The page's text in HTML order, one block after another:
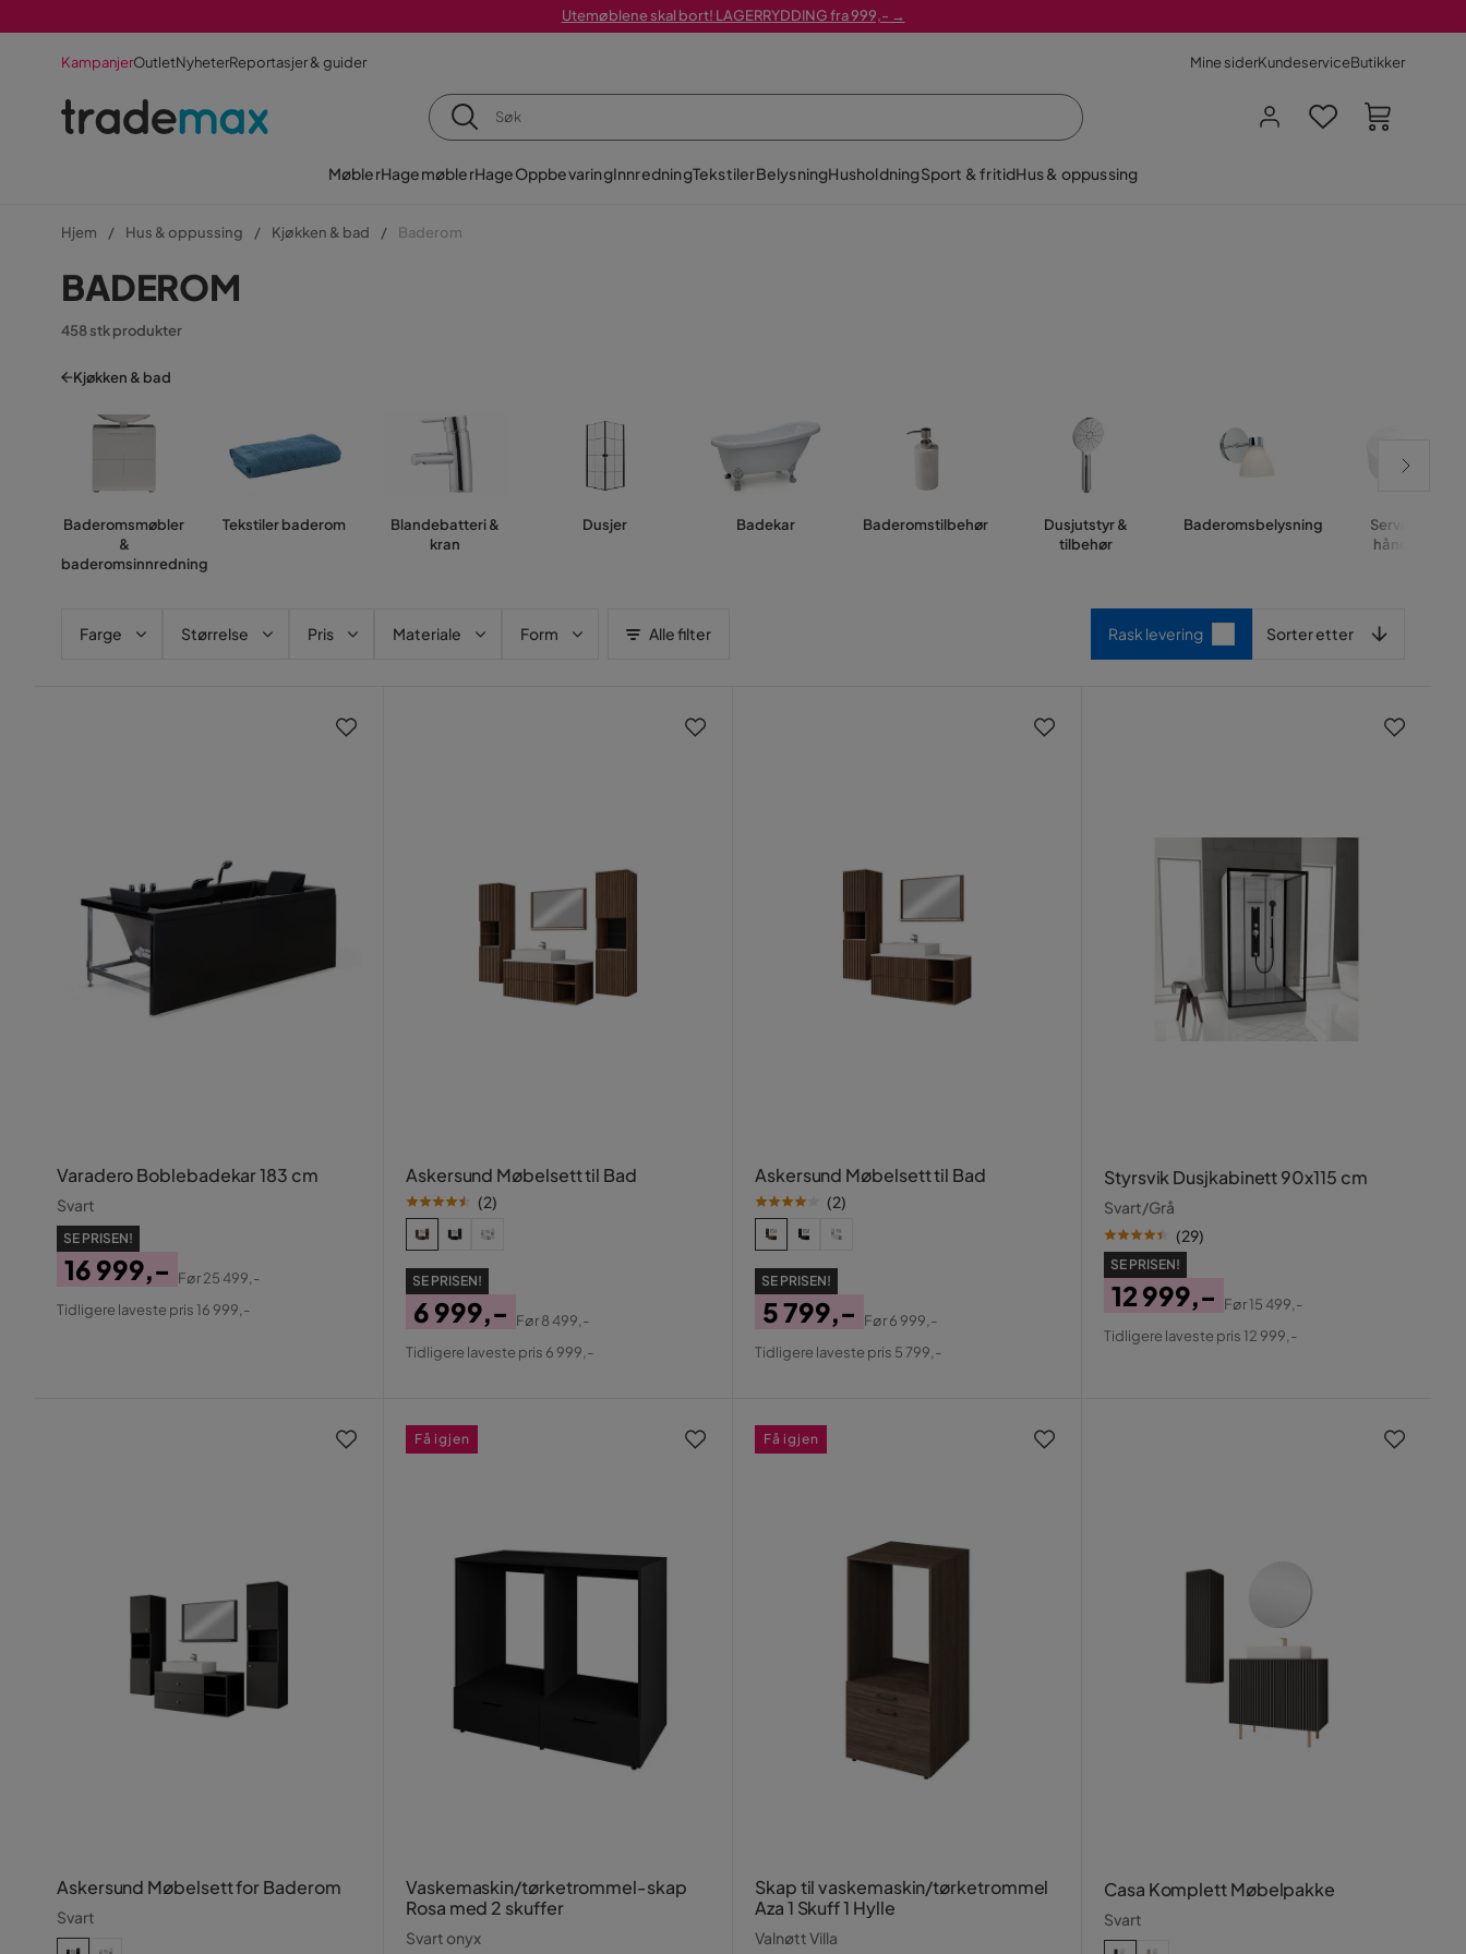
Utemøblene skal bort! LAGERRYDDING fra 999,- →
KampanjerOutletNyheterReportasjer & guider Mine siderKundeserviceButikker
MøblerHagemøblerHageOppbevaringInnredningTekstilerBelysningHusholdningSport & fritidHus & oppussing
Hjem Hus & oppussing Kjøkken & bad Baderom
BADEROM
458 stk produkter
Kjøkken & bad
Baderomsmøbler
&
baderomsinnredning
Tekstiler baderom
Blandebatteri &
kran
Dusjer Badekar Baderomstilbehør
Dusjutstyr &
tilbehør
Baderomsbelysning
Servant og
håndvask
Farge Størrelse Pris Materiale Form Alle filter Rask levering Sorter etter
Varadero Boblebadekar 183 cm
Svart
SE PRISEN!
Pris
16 999,-
Original
Før25 499,-
Tidligere laveste pris 16 999,-
Askersund Møbelsett til Bad
(2)
SE PRISEN!
Pris
6 999,-
Original
Før8 499,-
Tidligere laveste pris 6 999,-
Askersund Møbelsett til Bad
(2)
SE PRISEN!
Pris
5 799,-
Original
Før6 999,-
Tidligere laveste pris 5 799,-
Styrsvik Dusjkabinett 90x115 cm
Svart/Grå
(29)
SE PRISEN!
Pris
12 999,-
Original
Før15 499,-
Tidligere laveste pris 12 999,-
Askersund Møbelsett for Baderom
Svart
Vaskemaskin/tørketrommel-skap
Rosa med 2 skuffer
Svart onyx
Få igjen
Skap til vaskemaskin/tørketrommel
Aza 1 Skuff 1 Hylle
Valnøtt Villa
Få igjen
Casa Komplett Møbelpakke
Svart